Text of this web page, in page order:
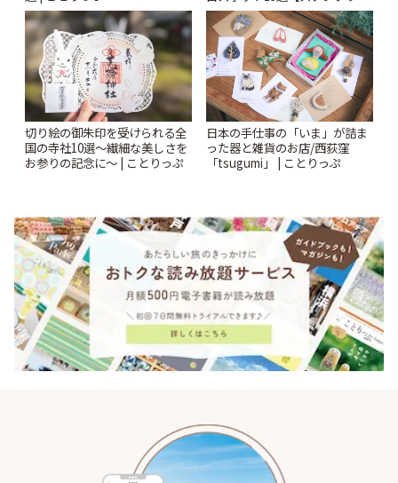
ー開催中】 | ことりっぷ
切り絵の御朱印を受けられる全
国の寺社10選〜繊細な美しさを
お参りの記念に〜 | ことりっぷ
日本の手仕事の「いま」が詰ま
った器と雑貨のお店/西荻窪
「tsugumi」 | ことりっぷ